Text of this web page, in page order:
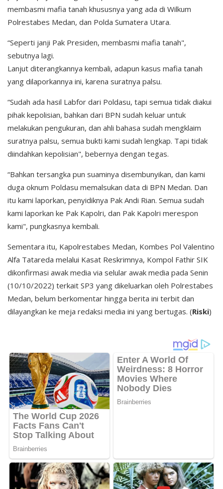
membasmi mafia tanah khususnya yang ada di Wilkum
Polrestabes Medan, dan Polda Sumatera Utara.
“Seperti janji Pak Presiden, membasmi mafia tanah",
sebutnya lagi.
Lanjut diterangkannya kembali, adapun kasus mafia tanah
yang dilaporkannya ini, karena suratnya palsu.
“Sudah ada hasil Labfor dari Poldasu, tapi semua tidak diakui
pihak kepolisian, bahkan dari BPN sudah keluar untuk
melakukan pengukuran, dan ahli bahasa sudah mengklaim
suratnya palsu, semua bukti kami sudah lengkap. Tapi tidak
diindahkan kepolisian", bebernya dengan tegas.
“Bahkan tersangka pun suaminya disembunyikan, dan kami
duga oknum Poldasu memalsukan data di BPN Medan. Dan
itu kami laporkan, penyidiknya Pak Andi Rian. Semua sudah
kami laporkan ke Pak Kapolri, dan Pak Kapolri merespon
kami", pungkasnya kembali.
Sementara itu, Kapolrestabes Medan, Kombes Pol Valentino
Alfa Tatareda melalui Kasat Reskrimnya, Kompol Fathir SIK
dikonfirmasi awak media via selular awak media pada Senin
(10/10/2022) terkait SP3 yang dikeluarkan oleh Polrestabes
Medan, belum berkomentar hingga berita ini terbit dan
dilayangkan ke meja redaksi media ini yang bertugas. (Riski)